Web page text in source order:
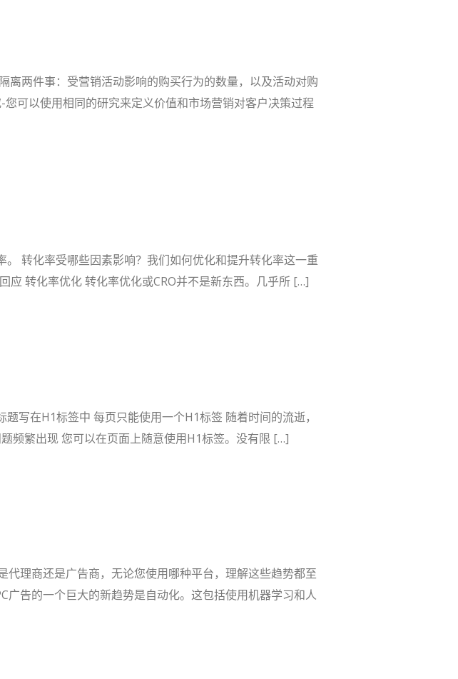
两件事：受营销活动影响的购买行为的数量，以及活动对购
可以使用相同的研究来定义价值和市场营销对客户决策过程
转化率受哪些因素影响？我们如何优化和提升转化率这一重
应 转化率优化 转化率优化或CRO并不是新东西。几乎所 […]
写在H1标签中 每页只能使用一个H1标签 随着时间的流逝，
频繁出现 您可以在页面上随意使用H1标签。没有限 […]
理商还是广告商，无论您使用哪种平台，理解这些趋势都至
广告的一个巨大的新趋势是自动化。这包括使用机器学习和人